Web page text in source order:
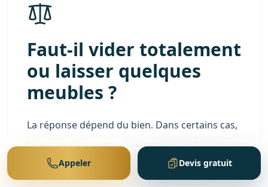
Faut-il vider totalement
ou laisser quelques
meubles ?
La réponse dépend du bien. Dans certains cas,
laisser quelques meubles sobres peut aider à
comprendre les volumes. Mais lorsqu'un
logement est très chargé, anciennement
Appeler Devis gratuit